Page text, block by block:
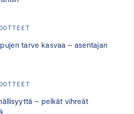
tarve kasvaa – asentajan
– pelkät vihreät